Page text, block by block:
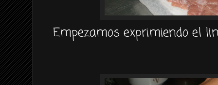
Empezamos exprimiendo el